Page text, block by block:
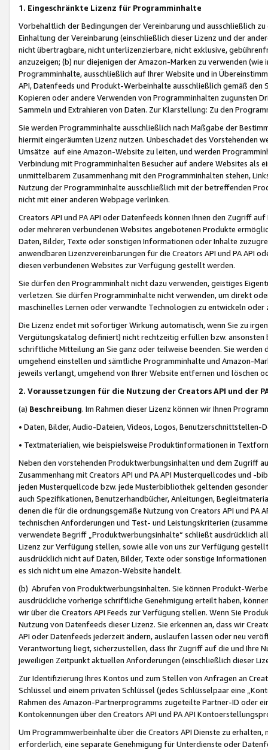
1. Eingeschränkte Lizenz für Programminhalte
Vorbehaltlich der Bedingungen der Vereinbarung und ausschließlich
Einhaltung der Vereinbarung (einschließlich dieser Lizenz und der
nicht übertragbare, nicht unterlizenzierbare, nicht exklusive,
anzuzeigen; (b) nur diejenigen der Amazon-Marken zu verwenden
Programminhalte, ausschließlich auf Ihrer Website und in
API, Datenfeeds und Produkt-Werbeinhalte ausschließlich gemäß
Kopieren oder andere Verwenden von Programminhalten zugunsten
Sammeln und Extrahieren von Daten. Zur Klarstellung: Zu den
Sie werden Programminhalte ausschließlich nach Maßgabe der
hiermit eingeräumten Lizenz nutzen. Unbeschadet des Vorstehenden
Umsätze auf eine Amazon-Website zu leiten, und werden
Verbindung mit Programminhalten Besucher auf andere Websites als
unmittelbarem Zusammenhang mit den Programminhalten stehen,
Nutzung der Programminhalte ausschließlich mit der betreffenden
nicht mit einer anderen Webpage verlinken.
Creators API und PA API oder Datenfeeds können Ihnen den Zugriff
oder mehreren verbundenen Websites angebotenen Produkte
Daten, Bilder, Texte oder sonstigen Informationen oder Inhalte
anwendbaren Lizenzvereinbarungen für die Creators API und PA API
diesen verbundenen Websites zur Verfügung gestellt werden.
Sie dürfen den Programminhalt nicht dazu verwenden, geistiges
verletzen. Sie dürfen Programminhalte nicht verwenden, um direkt
maschinelles Lernen oder verwandte Technologien zu entwickeln
Die Lizenz endet mit sofortiger Wirkung automatisch, wenn Sie zu
Vergütungskatalog definiert) nicht rechtzeitig erfüllen bzw. ansonsten
schriftliche Mitteilung an Sie ganz oder teilweise beenden. Sie werden
umgehend einstellen und sämtliche Programminhalte und Amazon-
jeweils verlangt, umgehend von Ihrer Website entfernen und löschen
2. Voraussetzungen für die Nutzung der Creators API und der
(a) Beschreibung. Im Rahmen dieser Lizenz können wir Ihnen
• Daten, Bilder, Audio-Dateien, Videos, Logos, Benutzerschnittstellen-
• Textmaterialien, wie beispielsweise Produktinformationen in
Neben den vorstehenden Produktwerbungsinhalten und dem Zugriff
Zusammenhang mit Creators API und PA API Musterquellcodes und
jeden Musterquellcode bzw. jede Musterbibliothek geltenden
auch Spezifikationen, Benutzerhandbücher, Anleitungen,
denen die für die ordnungsgemäße Nutzung von Creators API und PA
technischen Anforderungen und Test- und Leistungskriterien
verwendete Begriff „Produktwerbungsinhalte“ schließt ausdrücklich
Lizenz zur Verfügung stellen, sowie alle von uns zur Verfügung
ausdrücklich nicht auf Daten, Bilder, Texte oder sonstige
es sich nicht um eine Amazon-Website handelt.
(b) Abrufen von Produktwerbungsinhalten. Sie können Produkt-
ausdrückliche vorherige schriftliche Genehmigung erteilt haben,
wir über die Creators API Feeds zur Verfügung stellen. Wenn Sie
Nutzung von Datenfeeds dieser Lizenz. Sie erkennen an, dass wir
API oder Datenfeeds jederzeit ändern, auslaufen lassen oder neu
Verantwortung liegt, sicherzustellen, dass Ihr Zugriff auf die und Ihre
jeweiligen Zeitpunkt aktuellen Anforderungen (einschließlich dieser
Zur Identifizierung Ihres Kontos und zum Stellen von Anfragen an
Schlüssel und einem privaten Schlüssel (jedes Schlüsselpaar eine
Rahmen des Amazon-Partnerprogramms zugeteilte Partner-ID oder
Kontokennungen über den Creators API und PA API
Um Programmwerbeinhalte über die Creators API Dienste zu
erforderlich, eine separate Genehmigung für Unterdienste oder